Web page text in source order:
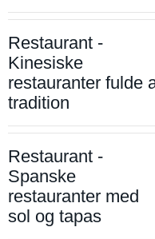
Restaurant -
Kinesiske
restauranter fulde
tradition
Restaurant -
Spanske
restauranter med
sol og tapas